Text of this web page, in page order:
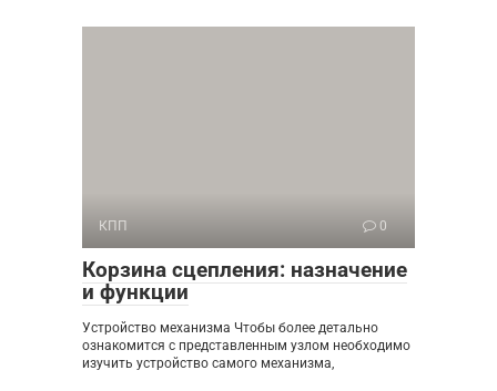
КПП 0
Корзина сцепления: назначение
и функции
Устройство механизма Чтобы более детально
ознакомится с представленным узлом необходимо
изучить устройство самого механизма,